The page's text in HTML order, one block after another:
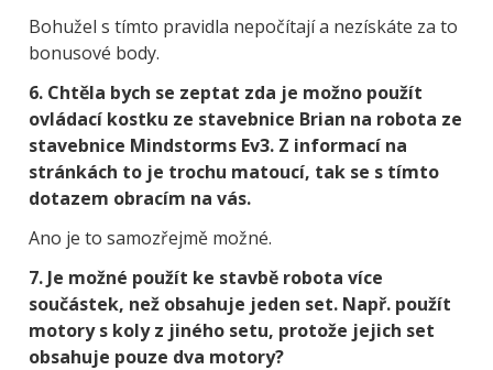
Bohužel s tímto pravidla nepočítají a nezískáte za to
bonusové body.
6. Chtěla bych se zeptat zda je možno použít
ovládací kostku ze stavebnice Brian na robota ze
stavebnice Mindstorms Ev3. Z informací na
stránkách to je trochu matoucí, tak se s tímto
dotazem obracím na vás.
Ano je to samozřejmě možné.
7. Je možné použít ke stavbě robota více
součástek, než obsahuje jeden set. Např. použít
motory s koly z jiného setu, protože jejich set
obsahuje pouze dva motory?